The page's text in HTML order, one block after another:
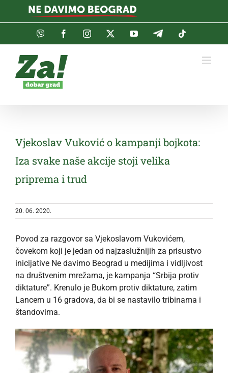
Viber FacebookInstagramTwitterYouTubeTelegram
Vjekoslav Vuković o kampanji bojkota:
Iza svake naše akcije stoji velika
priprema i trud
20. 06. 2020.
Povod za razgovor sa Vjekoslavom Vukovićem,
čovekom koji je jedan od najzaslužnijih za prisustvo
inicijative Ne davimo Beograd u medijima i vidljivost
na društvenim mrežama, je kampanja “Srbija protiv
diktature”. Krenulo je Bukom protiv diktature, zatim
Lancem u 16 gradova, da bi se nastavilo tribinama i
štandovima.